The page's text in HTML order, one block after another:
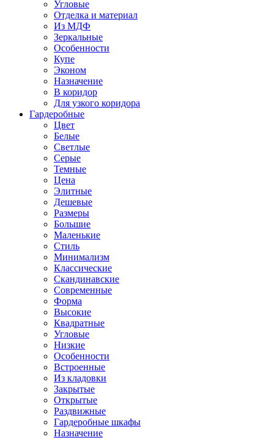
Угловые
Отделка и материал
Из МДФ
Зеркальные
Особенности
Купе
Эконом
Назначение
В коридор
Для узкого коридора
Гардеробные
Цвет
Белые
Светлые
Серые
Темные
Цена
Элитные
Дешевые
Размеры
Большие
Маленькие
Стиль
Минимализм
Классические
Скандинавские
Современные
Форма
Высокие
Квадратные
Угловые
Низкие
Особенности
Встроенные
Из кладовки
Закрытые
Открытые
Раздвижные
Гардеробные шкафы
Назначение